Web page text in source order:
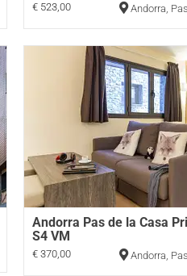
€ 523,00 Andorra,
Andorra Pas de la Casa
S4 VM
€ 370,00 Andorra,